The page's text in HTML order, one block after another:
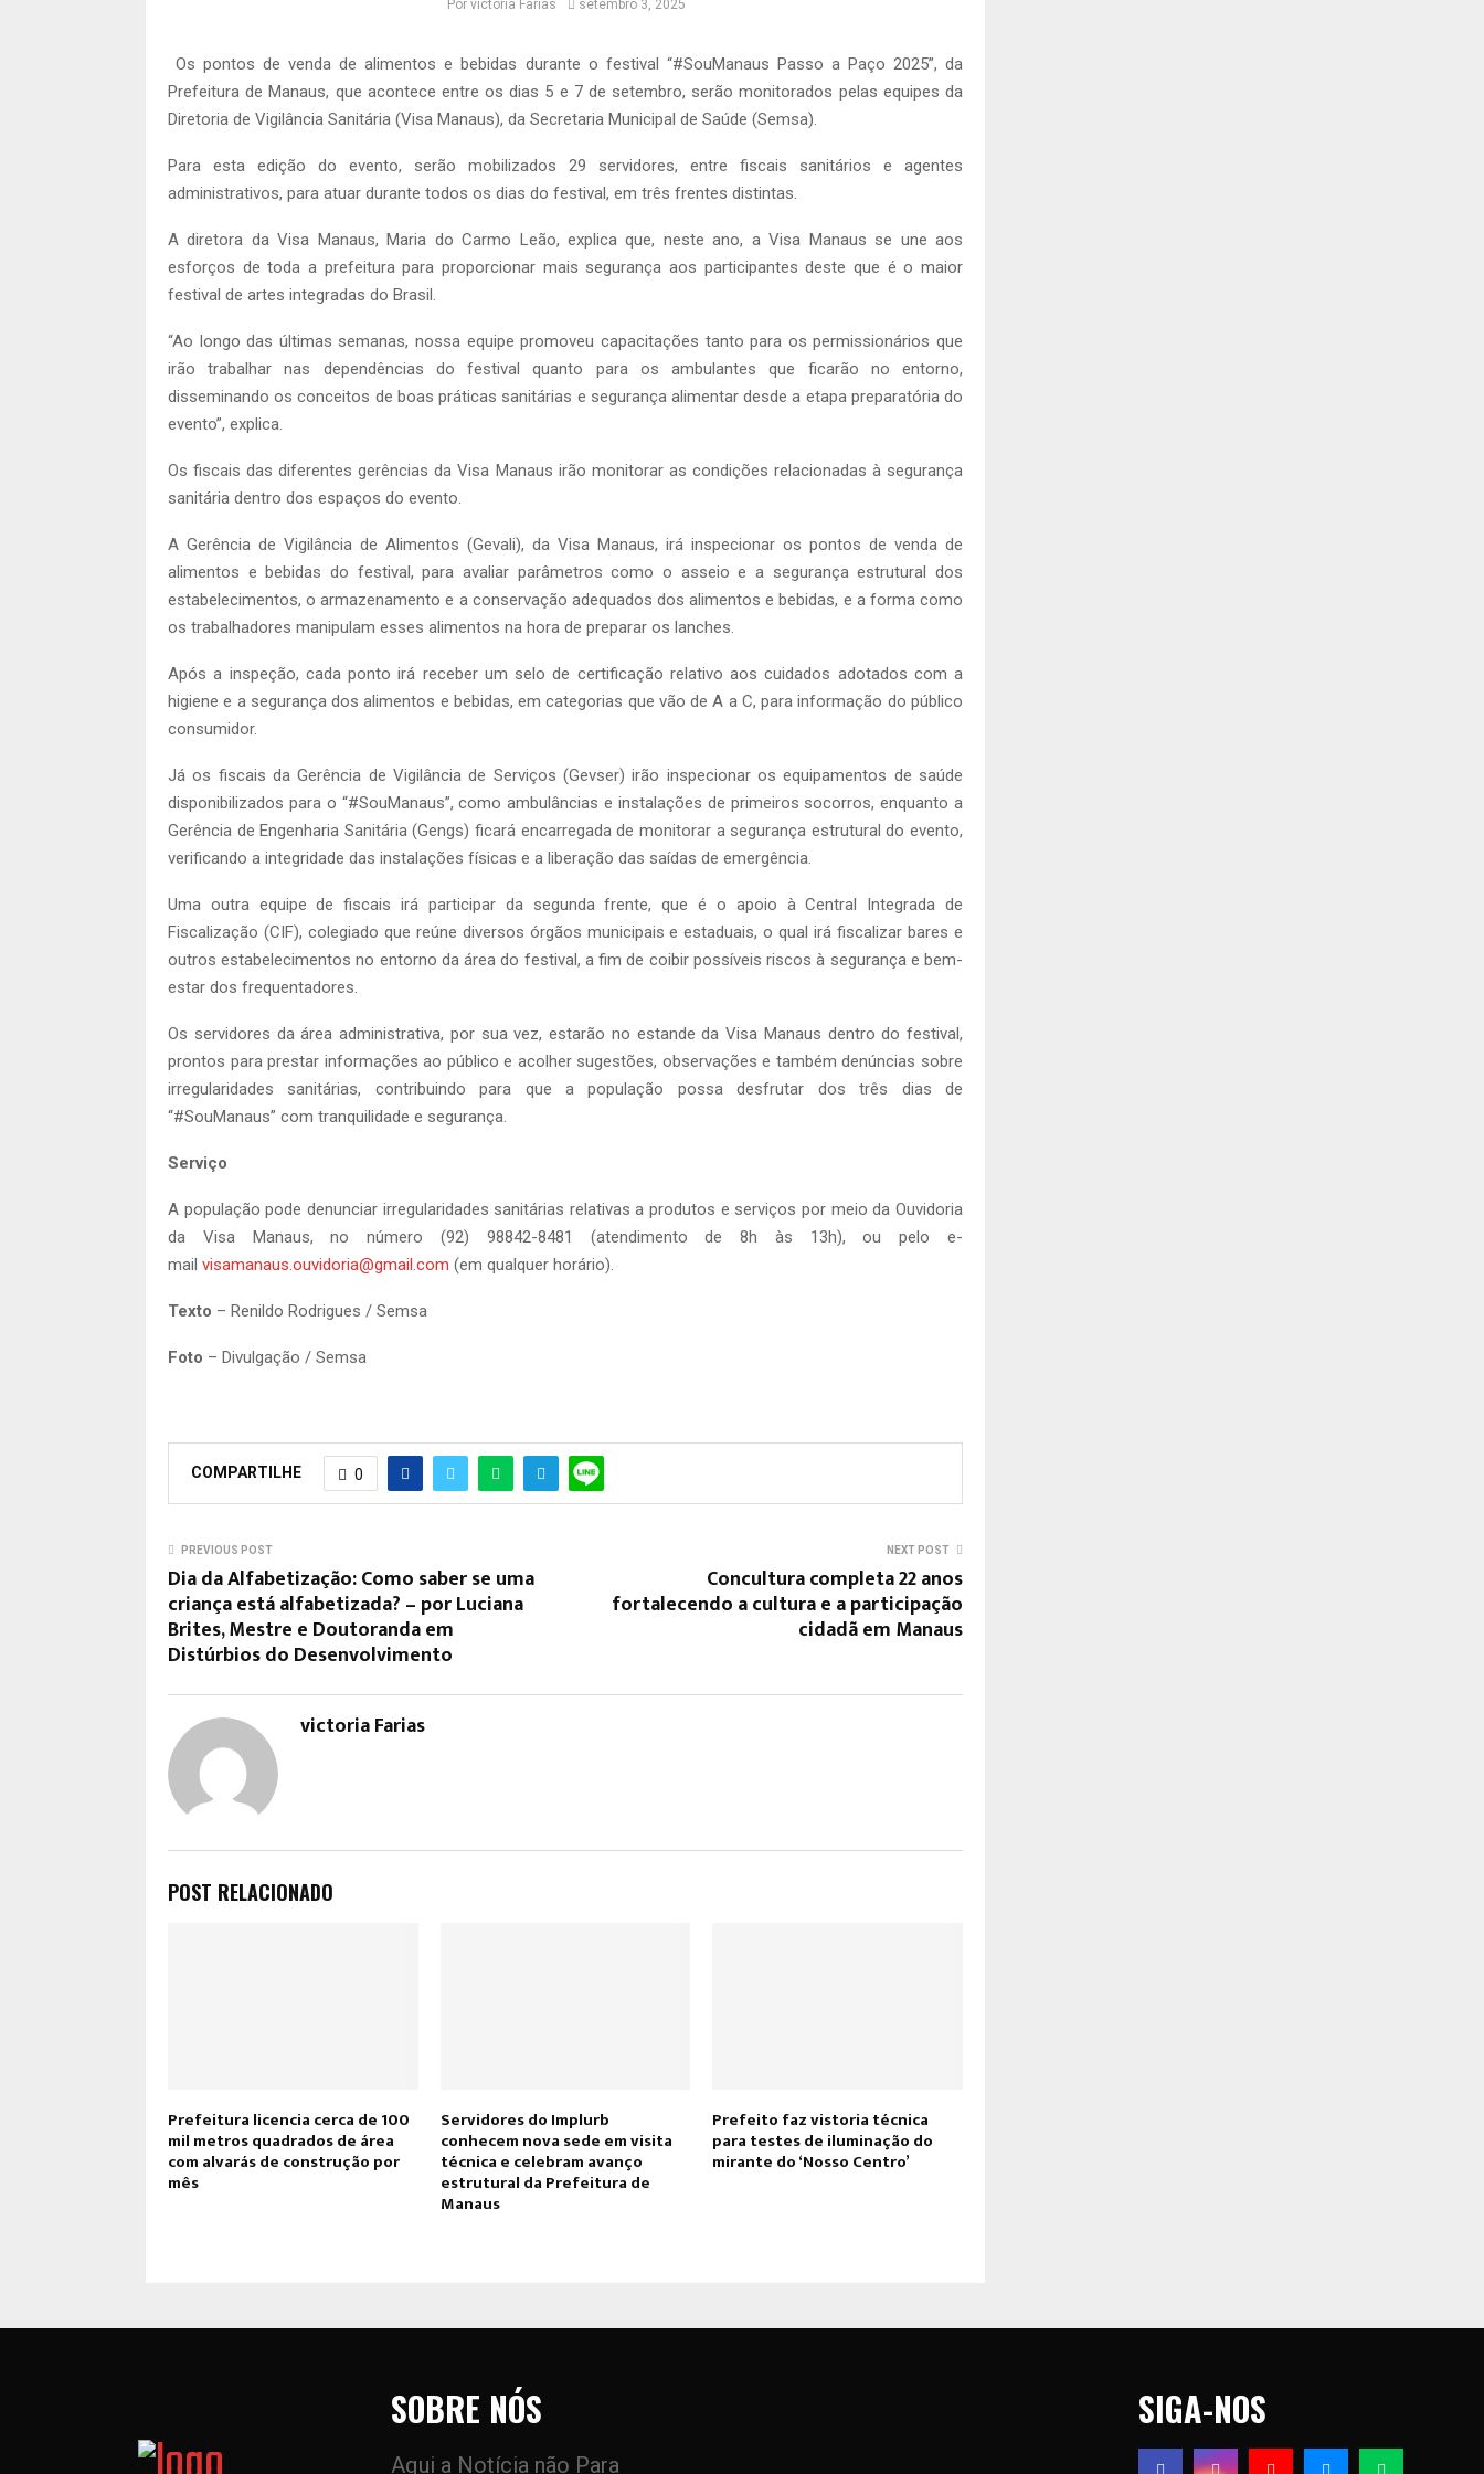
Por victoria Farias setembro 3, 2025
Os pontos de venda de alimentos e bebidas durante o festival “#SouManaus Passo a Paço 2025”, da
Prefeitura de Manaus, que acontece entre os dias 5 e 7 de setembro, serão monitorados pelas equipes da
Diretoria de Vigilância Sanitária (Visa Manaus), da Secretaria Municipal de Saúde (Semsa).
Para esta edição do evento, serão mobilizados 29 servidores, entre fiscais sanitários e agentes
administrativos, para atuar durante todos os dias do festival, em três frentes distintas.
A diretora da Visa Manaus, Maria do Carmo Leão, explica que, neste ano, a Visa Manaus se une aos
esforços de toda a prefeitura para proporcionar mais segurança aos participantes deste que é o maior
festival de artes integradas do Brasil.
“Ao longo das últimas semanas, nossa equipe promoveu capacitações tanto para os permissionários que
irão trabalhar nas dependências do festival quanto para os ambulantes que ficarão no entorno,
disseminando os conceitos de boas práticas sanitárias e segurança alimentar desde a etapa preparatória do
evento”, explica.
Os fiscais das diferentes gerências da Visa Manaus irão monitorar as condições relacionadas à segurança
sanitária dentro dos espaços do evento.
A Gerência de Vigilância de Alimentos (Gevali), da Visa Manaus, irá inspecionar os pontos de venda de
alimentos e bebidas do festival, para avaliar parâmetros como o asseio e a segurança estrutural dos
estabelecimentos, o armazenamento e a conservação adequados dos alimentos e bebidas, e a forma como
os trabalhadores manipulam esses alimentos na hora de preparar os lanches.
Após a inspeção, cada ponto irá receber um selo de certificação relativo aos cuidados adotados com a
higiene e a segurança dos alimentos e bebidas, em categorias que vão de A a C, para informação do público
consumidor.
Já os fiscais da Gerência de Vigilância de Serviços (Gevser) irão inspecionar os equipamentos de saúde
disponibilizados para o “#SouManaus”, como ambulâncias e instalações de primeiros socorros, enquanto a
Gerência de Engenharia Sanitária (Gengs) ficará encarregada de monitorar a segurança estrutural do evento,
verificando a integridade das instalações físicas e a liberação das saídas de emergência.
Uma outra equipe de fiscais irá participar da segunda frente, que é o apoio à Central Integrada de
Fiscalização (CIF), colegiado que reúne diversos órgãos municipais e estaduais, o qual irá fiscalizar bares e
outros estabelecimentos no entorno da área do festival, a fim de coibir possíveis riscos à segurança e bem-
estar dos frequentadores.
Os servidores da área administrativa, por sua vez, estarão no estande da Visa Manaus dentro do festival,
prontos para prestar informações ao público e acolher sugestões, observações e também denúncias sobre
irregularidades sanitárias, contribuindo para que a população possa desfrutar dos três dias de
“#SouManaus” com tranquilidade e segurança.
Serviço
A população pode denunciar irregularidades sanitárias relativas a produtos e serviços por meio da Ouvidoria
da Visa Manaus, no número (92) 98842-8481 (atendimento de 8h às 13h), ou pelo e-
mail visamanaus.ouvidoria@gmail.com (em qualquer horário).
Texto – Renildo Rodrigues / Semsa
Foto – Divulgação / Semsa
COMPARTILHE 0
PREVIOUS POST
Dia da Alfabetização: Como saber se uma
criança está alfabetizada? – por Luciana
Brites, Mestre e Doutoranda em
Distúrbios do Desenvolvimento
NEXT POST
Concultura completa 22 anos
fortalecendo a cultura e a participação
cidadã em Manaus
victoria Farias
POST RELACIONADO
Prefeitura licencia cerca de 100
mil metros quadrados de área
com alvarás de construção por
mês
Servidores do Implurb
conhecem nova sede em visita
técnica e celebram avanço
estrutural da Prefeitura de
Manaus
Prefeito faz vistoria técnica
para testes de iluminação do
mirante do ‘Nosso Centro’
SOBRE NÓS
Aqui a Notícia não Para
SIGA-NOS